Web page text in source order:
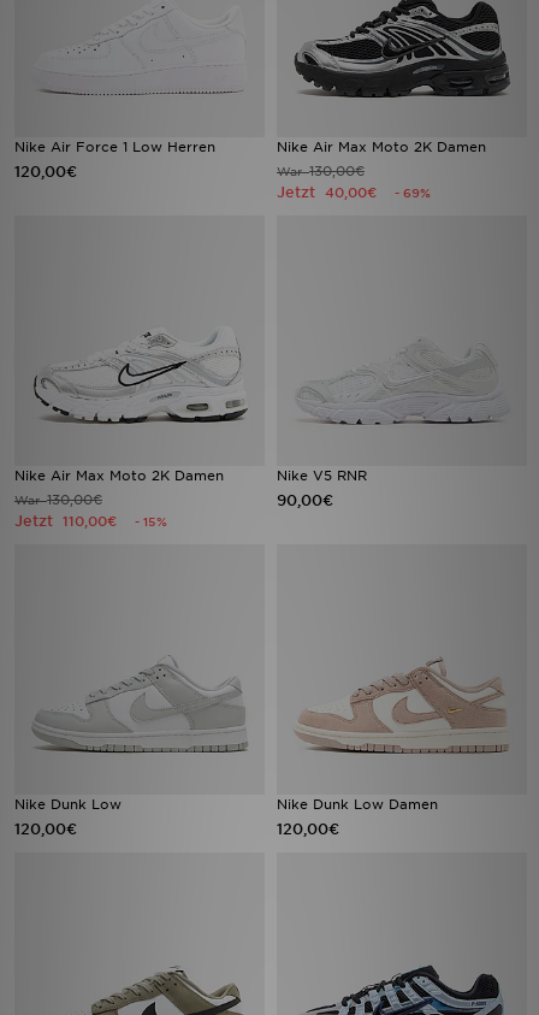
Nike Air Force 1 Low Herren
120,00€
Nike Air Max Moto 2K Damen
War130,00€
Jetzt 40,00€ - 69%
Nike Air Max Moto 2K Damen
War130,00€
Jetzt 110,00€ - 15%
Nike V5 RNR
90,00€
Nike Dunk Low
120,00€
Nike Dunk Low Damen
120,00€